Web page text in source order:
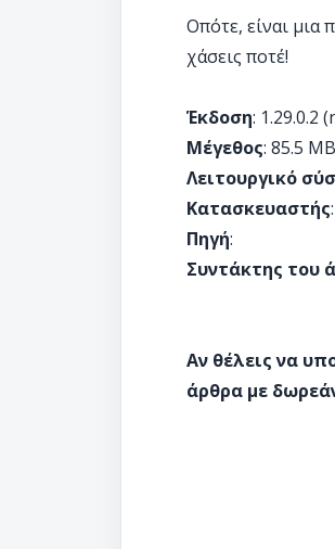
Οπότε, είναι μια
χάσεις ποτέ!
Έκδοση: 1.29.0.2
Μέγεθος: 85.5 ΜΒ
Λειτουργικό
Κατασκευαστής:
Πηγή:
Συντάκτης του
Αν θέλεις να
άρθρα με